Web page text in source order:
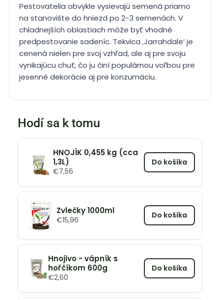
Pestovatelia obvykle vysievajú semená priamo
na stanovište do hniezd po 2-3 semenách. V
chladnejších oblastiach môže byť vhodné
predpestovanie sadeníc. Tekvica ‚Jarrahdale‘ je
cenená nielen pre svoj vzhľad, ale aj pre svoju
vynikajúcu chuť, čo ju činí populárnou voľbou pre
jesenné dekorácie aj pre konzumáciu.
Hodí sa k tomu
HNOJÍK 0,455 kg (cca
1,3L)
€7,56
Do košíka
Zvlečky 1000ml
€15,96 Do košíka
Hnojivo - vápník s
hořčíkom 600g
€2,60
Do košíka